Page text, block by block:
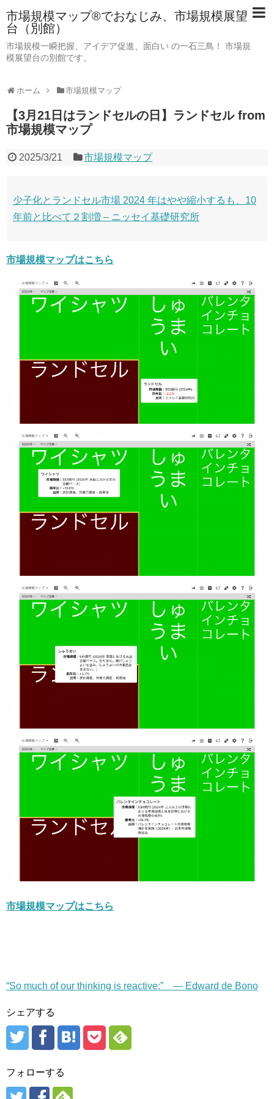
市場規模マップ®でおなじみ、市場規模展望
台（別館）
市場規模一瞬把握、アイデア促進、面白い の一石三鳥！ 市場規
模展望台の別館です。
ホーム 市場規模マップ
【3月21日はランドセルの日】ランドセル from
市場規模マップ
2025/3/21 市場規模マップ
少子化とランドセル市場 2024 年はやや縮小するも、10
年前と比べて２割増 – ニッセイ基礎研究所
市場規模マップはこちら
市場規模マップはこちら
“So much of our thinking is reactive:” — Edward de Bono
シェアする
フォローする